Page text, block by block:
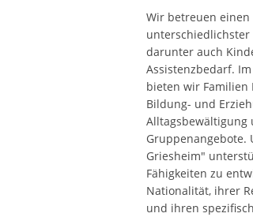
Wir betreuen
darunter auch
Assistenzbedarf.
bieten wir Familien
Bildung- und
Alltagsbewältigung
Gruppenangebote.
Griesheim"
Fähigkeiten zu
Nationalität, ihrer
und ihren